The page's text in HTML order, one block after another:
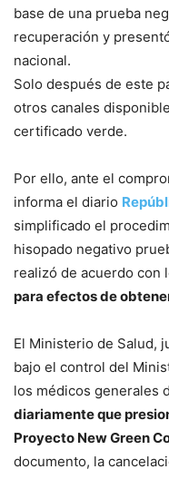
base de una prueba
recuperación y
nacional.
Solo después de este
otros canales
certificado verde.
Por ello, ante el
informa el diario
simplificado el
hisopado negativo
realizó de acuerdo con
para efectos de
El Ministerio de Salud,
bajo el control del
los médicos generales
diariamente que
Proyecto New Green
documento, la